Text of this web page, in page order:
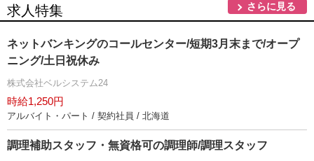
求人特集 さらに見る
ネットバンキングのコールセンター/短期3月末まで/オープ
ニング/土日祝休み
株式会社ベルシステム24
時給1,250円
アルバイト・パート / 契約社員 / 北海道
調理補助スタッフ・無資格可の調理師/調理スタッフ